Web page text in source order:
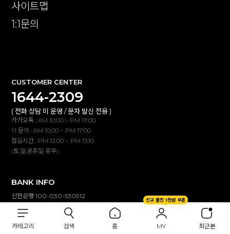
카테고리 검색 홈
신규 플친 1천원 쿠폰
MY 최근본
사이트맵
1:1문의
CUSTOMER CENTER
1644-2309
( 전화 상담 미 운영 / 문자 발신 전용 )
카카오톡 : AM 10:00 ~ PM 17:00
1:1 문의 : AM 10:00 ~ PM 17:00
점심시간 : PM 12:00 ~ PM 13:10
(토,일,공휴일 휴무)
BANK INFO
신한은행 100-030-530912
입금자명 불일치 시 자동 연동되지않습니다.
고객센터(카톡,1:1문의)로 확인해 주세요.